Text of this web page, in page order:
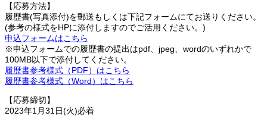
【応募方法】
履歴書(写真添付)を郵送もしくは下記フォームにてお送りください。
(参考の様式をHPに添付しますのでご活用ください。)
申込フォームはこちら
※申込フォームでの履歴書の提出はpdf、jpeg、wordのいずれかで
100MB以下で添付してください。
履歴書参考様式（PDF）はこちら
履歴書参考様式（Word）はこちら
【応募締切】
2023年1月31日(火)必着